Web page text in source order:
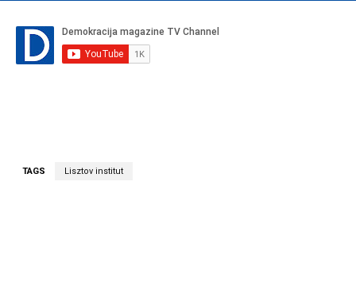
TAGS Lisztov institut